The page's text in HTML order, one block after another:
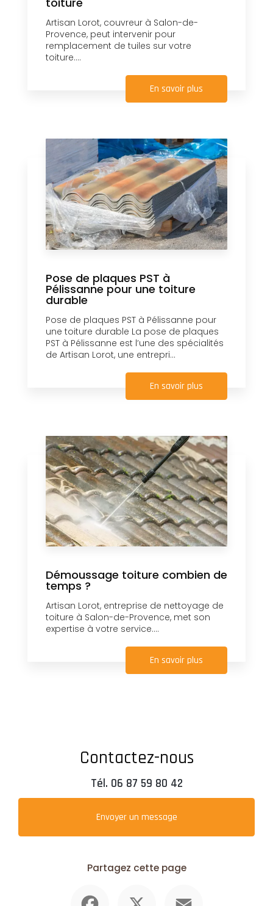
Artisan Lorot, couvreur à Salon-de-
Provence, peut intervenir pour
remplacement de tuiles sur votre
toiture....
En savoir plus
Pose de plaques PST à
Pélissanne pour une toiture
durable
Pose de plaques PST à Pélissanne pour
une toiture durable La pose de plaques
PST à Pélissanne est l’une des spécialités
de Artisan Lorot, une entrepri...
En savoir plus
Démoussage toiture combien de
temps ?
Artisan Lorot, entreprise de nettoyage de
toiture à Salon-de-Provence, met son
expertise à votre service....
En savoir plus
Contactez-nous
Tél. 06 87 59 80 42
Envoyer un message
Partagez cette page